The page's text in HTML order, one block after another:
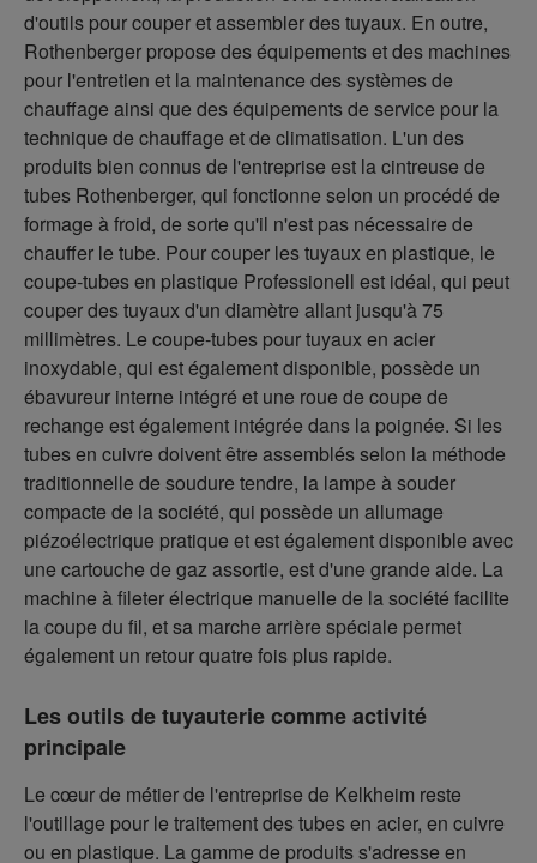
d'outils pour couper et assembler des tuyaux. En outre,
Rothenberger propose des équipements et des machines
pour l'entretien et la maintenance des systèmes de
chauffage ainsi que des équipements de service pour la
technique de chauffage et de climatisation. L'un des
produits bien connus de l'entreprise est la cintreuse de
tubes Rothenberger, qui fonctionne selon un procédé de
formage à froid, de sorte qu'il n'est pas nécessaire de
chauffer le tube. Pour couper les tuyaux en plastique, le
coupe-tubes en plastique Professionell est idéal, qui peut
couper des tuyaux d'un diamètre allant jusqu'à 75
millimètres. Le coupe-tubes pour tuyaux en acier
inoxydable, qui est également disponible, possède un
ébavureur interne intégré et une roue de coupe de
rechange est également intégrée dans la poignée. Si les
tubes en cuivre doivent être assemblés selon la méthode
traditionnelle de soudure tendre, la lampe à souder
compacte de la société, qui possède un allumage
piézoélectrique pratique et est également disponible avec
une cartouche de gaz assortie, est d'une grande aide. La
machine à fileter électrique manuelle de la société facilite
la coupe du fil, et sa marche arrière spéciale permet
également un retour quatre fois plus rapide.
Les outils de tuyauterie comme activité
principale
Le cœur de métier de l'entreprise de Kelkheim reste
l'outillage pour le traitement des tubes en acier, en cuivre
ou en plastique. La gamme de produits s'adresse en